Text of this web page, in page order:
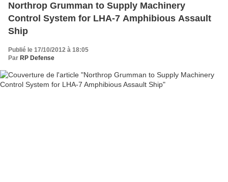
Northrop Grumman to Supply Machinery
Control System for LHA-7 Amphibious Assault
Ship
Publié le 17/10/2012 à 18:05
Par RP Defense